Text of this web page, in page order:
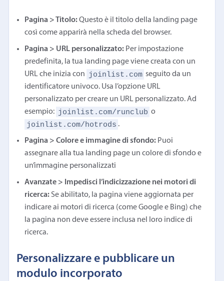
Pagina > Titolo:Questo è il titolo della landing page
così come apparirà nella scheda del browser.
Pagina > URL personalizzato: Per impostazione
predefinita, la tua landing page viene creata con un
URL che inizia con joinlist.com seguito da un
identificatore univoco. Usa l’opzione URL
personalizzato per creare un URL personalizzato. Ad
esempio: joinlist.com/runclub o
joinlist.com/hotrods .
Pagina > Colore e immagine di sfondo: Puoi
assegnare alla tua landing page un colore di sfondo e
un’immagine personalizzati
Avanzate > Impedisci l’indicizzazione nei motori di
ricerca: Se abilitato, la pagina viene aggiornata per
indicare ai motori di ricerca (come Google e Bing) che
la pagina non deve essere inclusa nel loro indice di
ricerca.
Personalizzare e pubblicare un
modulo incorporato